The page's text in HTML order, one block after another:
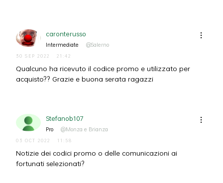
caronterusso
Intermediate @Salerno
30 SEP 2022 21:42
Qualcuno ha ricevuto il codice promo e utilizzato per
acquisto?? Grazie e buona serata ragazzi
Stefanob107
Pro @Monza e Brianza
03 OCT 2022 11:58
Notizie dei codici promo o delle comunicazioni ai
fortunati selezionati?